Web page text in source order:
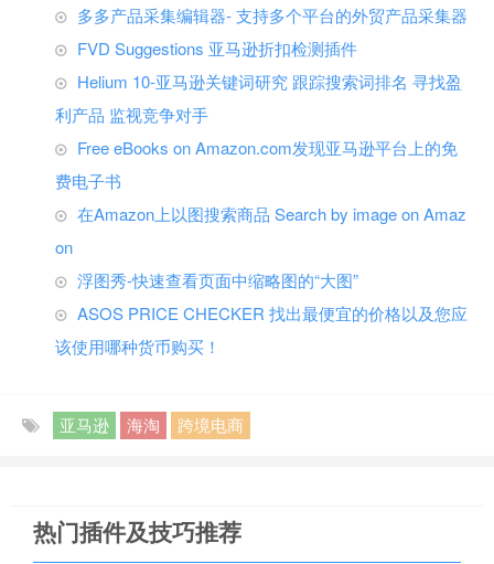
多多产品采集编辑器- 支持多个平台的外贸产品采集器
FVD Suggestions 亚马逊折扣检测插件
Helium 10-亚马逊关键词研究 跟踪搜索词排名 寻找盈
利产品 监视竞争对手
Free eBooks on Amazon.com发现亚马逊平台上的免
费电子书
在Amazon上以图搜索商品 Search by image on Amaz
on
浮图秀-快速查看页面中缩略图的“大图”
ASOS PRICE CHECKER 找出最便宜的价格以及您应
该使用哪种货币购买！
亚马逊 海淘 跨境电商
热门插件及技巧推荐